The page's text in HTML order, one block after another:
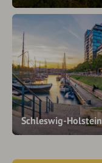
Schleswig-Holstein